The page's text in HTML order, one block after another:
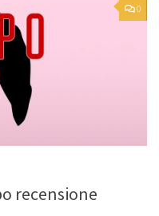
0
recensione